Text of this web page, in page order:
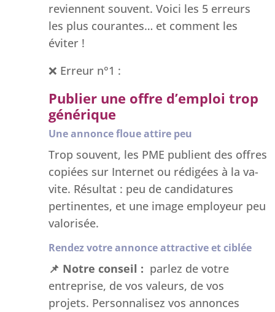
reviennent souvent. Voici les 5 erreurs
les plus courantes… et comment les
éviter !
❌ Erreur n°1 :
Publier une offre d’emploi trop
générique
Une annonce floue attire peu
Trop souvent, les PME publient des offres
copiées sur Internet ou rédigées à la va-
vite. Résultat : peu de candidatures
pertinentes, et une image employeur peu
valorisée.
Rendez votre annonce attractive et ciblée
📌 Notre conseil : parlez de votre
entreprise, de vos valeurs, de vos
projets. Personnalisez vos annonces